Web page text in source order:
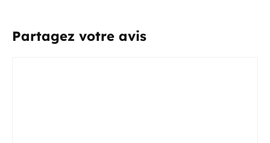
Partagez votre avis